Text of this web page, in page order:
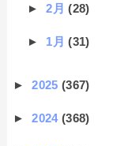
►2月(28)
► 1月(31)
►2025(367)
►2024(368)